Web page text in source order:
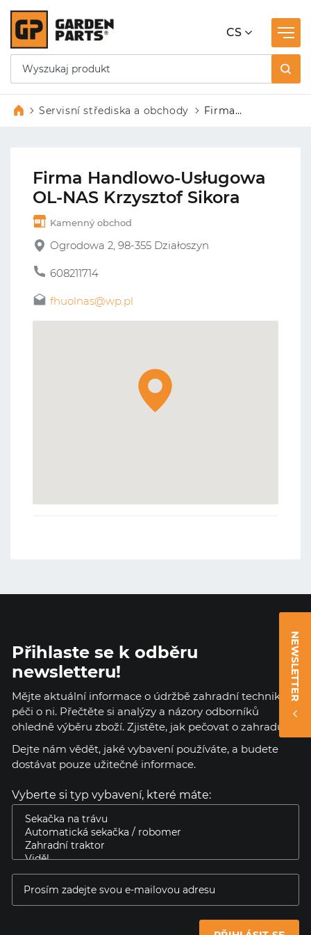
CS
Servisní střediska a obchody
Firma
Sikora
Firma Handlowo-Usługowa
OL-NAS Krzysztof Sikora
Kamenný obchod
Ogrodowa 2, 98-355 Działoszyn
608211714
fhuolnas@wp.pl
NEWSLETTER
Přihlaste se k odběru
newsletteru!
Mějte aktuální informace o údržbě zahradní techniky a
péči o ni. Přečtěte si analýzy a názory odborníků
ohledně výběru zboží. Zjistěte, jak pečovat o zahradu.
Dejte nám vědět, jaké vybavení používáte, a budete
dostávat pouze užitečné informace.
Vyberte si typ vybavení, které máte: